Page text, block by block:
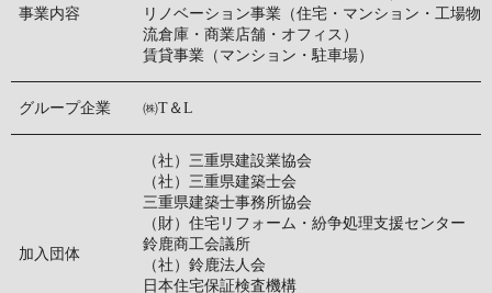
事業内容
リノベーション事業（住宅・マンション・工場物
流倉庫・商業店舗・オフィス）
賃貸事業（マンション・駐車場）
グループ企業 ㈱T＆L
加入団体
（社）三重県建設業協会
（社）三重県建築士会
三重県建築士事務所協会
（財）住宅リフォーム・紛争処理支援センター
鈴鹿商工会議所
（社）鈴鹿法人会
日本住宅保証検査機構